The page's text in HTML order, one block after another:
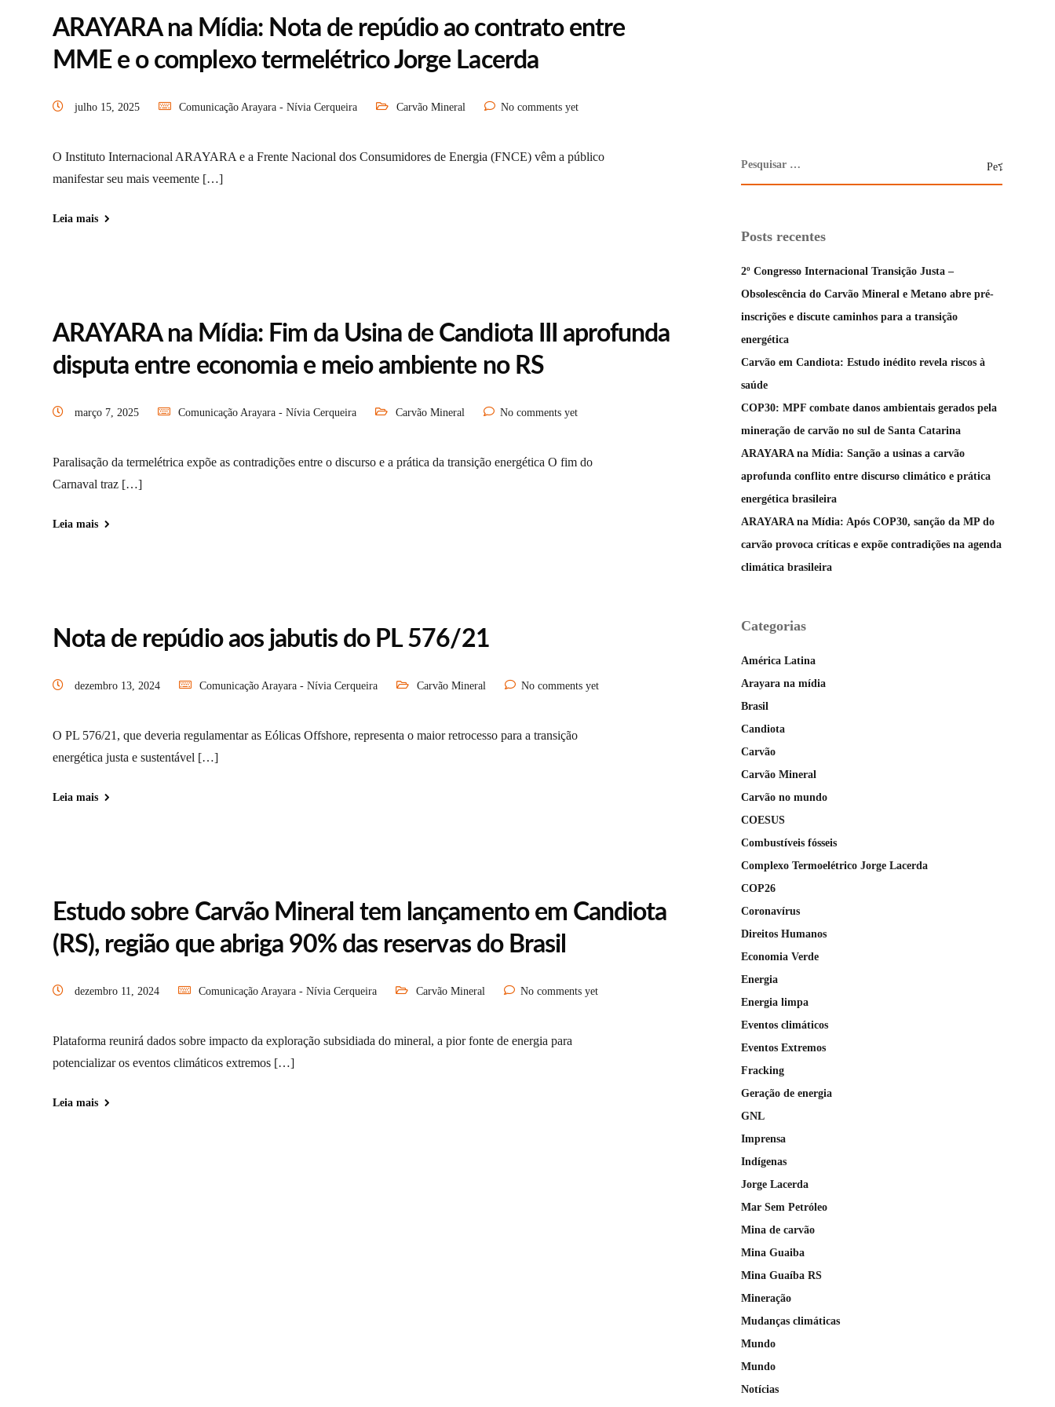
ARAYARA na Mídia: Nota de repúdio ao contrato entre
MME e o complexo termelétrico Jorge Lacerda
julho 15, 2025 Comunicação Arayara - Nívia Cerqueira Carvão Mineral No comments yet
O Instituto Internacional ARAYARA e a Frente Nacional dos Consumidores de Energia (FNCE) vêm a público
manifestar seu mais veemente […]
Leia mais
ARAYARA na Mídia: Fim da Usina de Candiota III aprofunda
disputa entre economia e meio ambiente no RS
março 7, 2025 Comunicação Arayara - Nívia Cerqueira Carvão Mineral No comments yet
Paralisação da termelétrica expõe as contradições entre o discurso e a prática da transição energética O fim do
Carnaval traz […]
Leia mais
Nota de repúdio aos jabutis do PL 576/21
dezembro 13, 2024 Comunicação Arayara - Nívia Cerqueira Carvão Mineral No comments yet
O PL 576/21, que deveria regulamentar as Eólicas Offshore, representa o maior retrocesso para a transição
energética justa e sustentável […]
Leia mais
Estudo sobre Carvão Mineral tem lançamento em Candiota
(RS), região que abriga 90% das reservas do Brasil
dezembro 11, 2024 Comunicação Arayara - Nívia Cerqueira Carvão Mineral No comments yet
Plataforma reunirá dados sobre impacto da exploração subsidiada do mineral, a pior fonte de energia para
potencializar os eventos climáticos extremos […]
Leia mais
Posts recentes
2º Congresso Internacional Transição Justa –
Obsolescência do Carvão Mineral e Metano abre pré-
inscrições e discute caminhos para a transição
energética
Carvão em Candiota: Estudo inédito revela riscos à
saúde
COP30: MPF combate danos ambientais gerados pela
mineração de carvão no sul de Santa Catarina
ARAYARA na Mídia: Sanção a usinas a carvão
aprofunda conflito entre discurso climático e prática
energética brasileira
ARAYARA na Mídia: Após COP30, sanção da MP do
carvão provoca críticas e expõe contradições na agenda
climática brasileira
Categorias
América Latina
Arayara na mídia
Brasil
Candiota
Carvão
Carvão Mineral
Carvão no mundo
COESUS
Combustíveis fósseis
Complexo Termoelétrico Jorge Lacerda
COP26
Coronavírus
Direitos Humanos
Economia Verde
Energia
Energia limpa
Eventos climáticos
Eventos Extremos
Fracking
Geração de energia
GNL
Imprensa
Indígenas
Jorge Lacerda
Mar Sem Petróleo
Mina de carvão
Mina Guaiba
Mina Guaíba RS
Mineração
Mudanças climáticas
Mundo
Mundo
Notícias